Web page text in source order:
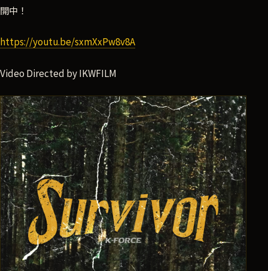
開中！
https://youtu.be/sxmXxPw8v8A
Video Directed by IKWFILM